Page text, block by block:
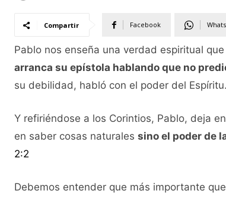
Compartir Facebook
Pablo nos enseña una verdad espiritual
arranca su epístola hablando que no
su debilidad, habló con el poder del Espíritu.
Y refiriéndose a los Corintios, Pablo, deja
en saber cosas naturales sino el poder de
2:2
Debemos entender que más importante